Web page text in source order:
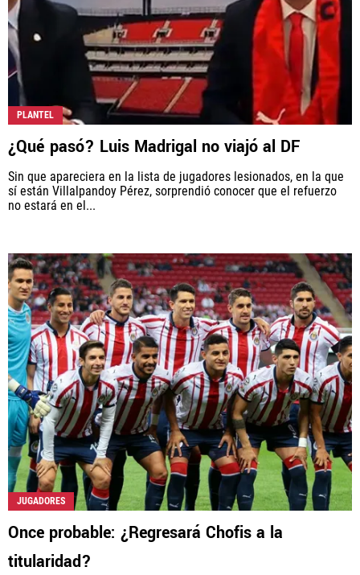
PLANTEL
¿Qué pasó? Luis Madrigal no viajó al DF
Sin que apareciera en la lista de jugadores lesionados, en la que
sí están Villalpandoy Pérez, sorprendió conocer que el refuerzo
no estará en el...
JUGADORES
Once probable: ¿Regresará Chofis a la
titularidad?